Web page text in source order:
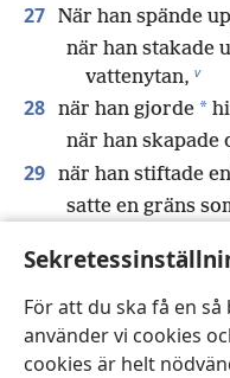
För att du ska få en
använder vi cookies
cookies är helt
27 När han spände
när han stakade
vattenytan, v
28 när han gjorde *
när han skapade
29 när han stiftade
satte en gräns
30 då var jag vid
Dag efter dag
särskilt mycket